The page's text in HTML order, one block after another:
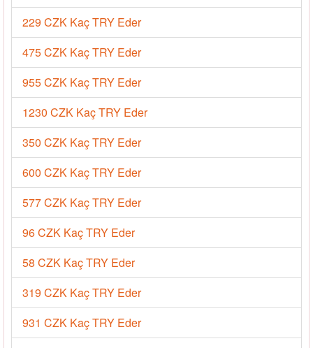
229 CZK Kaç TRY Eder
475 CZK Kaç TRY Eder
955 CZK Kaç TRY Eder
1230 CZK Kaç TRY Eder
350 CZK Kaç TRY Eder
600 CZK Kaç TRY Eder
577 CZK Kaç TRY Eder
96 CZK Kaç TRY Eder
58 CZK Kaç TRY Eder
319 CZK Kaç TRY Eder
931 CZK Kaç TRY Eder